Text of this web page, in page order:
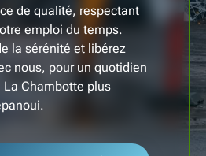
de qualité, respectant
emploi du temps.
la sérénité et libérez
nous, pour un quotidien
La Chambotte plus